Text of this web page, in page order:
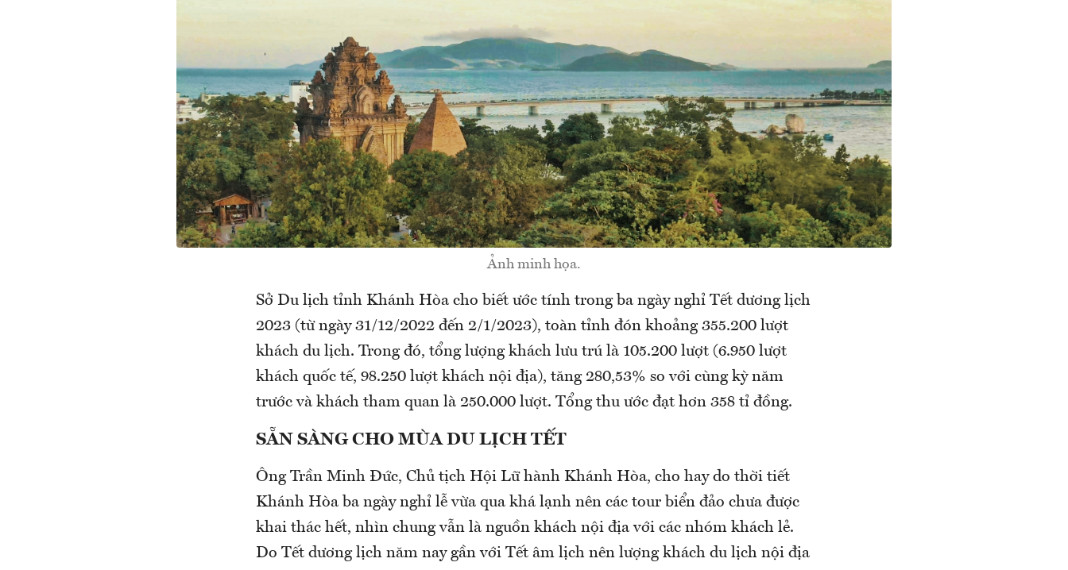
Ảnh minh họa.
Sở Du lịch tỉnh Khánh Hòa cho biết ước tính trong ba ngày nghỉ Tết dương lịch
2023 (từ ngày 31/12/2022 đến 2/1/2023), toàn tỉnh đón khoảng 355.200 lượt
khách du lịch. Trong đó, tổng lượng khách lưu trú là 105.200 lượt (6.950 lượt
khách quốc tế, 98.250 lượt khách nội địa), tăng 280,53% so với cùng kỳ năm
trước và khách tham quan là 250.000 lượt. Tổng thu ước đạt hơn 358 tỉ đồng.
SẴN SÀNG CHO MÙA DU LỊCH TẾT
Ông Trần Minh Đức, Chủ tịch Hội Lữ hành Khánh Hòa, cho hay do thời tiết
Khánh Hòa ba ngày nghỉ lễ vừa qua khá lạnh nên các tour biển đảo chưa được
khai thác hết, nhìn chung vẫn là nguồn khách nội địa với các nhóm khách lẻ.
Do Tết dương lịch năm nay gần với Tết âm lịch nên lượng khách du lịch nội địa